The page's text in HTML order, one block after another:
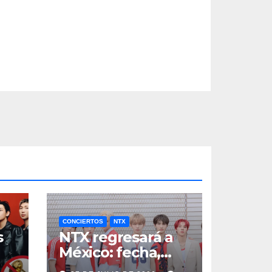
CONCIERTOS NTX
NTX regresará a
México: fecha,
boletos y